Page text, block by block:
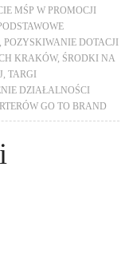
MŚP W PROMOCJI
,POZYSKIWANIE DOTACJI
KRAKÓW, ŚRODKI NA
,TARGI
DZIAŁALNOŚCI
GO TO BRAND